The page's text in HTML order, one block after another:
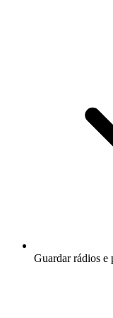
Guardar rádios e